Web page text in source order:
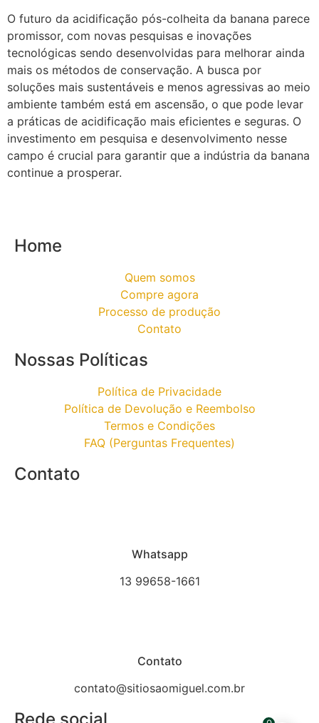
O futuro da acidificação pós-colheita da banana parece
promissor, com novas pesquisas e inovações
tecnológicas sendo desenvolvidas para melhorar ainda
mais os métodos de conservação. A busca por
soluções mais sustentáveis e menos agressivas ao meio
ambiente também está em ascensão, o que pode levar
a práticas de acidificação mais eficientes e seguras. O
investimento em pesquisa e desenvolvimento nesse
campo é crucial para garantir que a indústria da banana
continue a prosperar.
Home
Quem somos
Compre agora
Processo de produção
Contato
Nossas Políticas
Política de Privacidade
Política de Devolução e Reembolso
Termos e Condições
FAQ (Perguntas Frequentes)
Contato
Whatsapp
13 99658-1661
Contato
contato@sitiosaomiguel.com.br
Rede social